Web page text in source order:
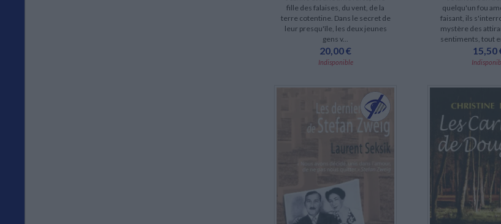
fille des falaises, du vent, de la
terre cotentine. Dans le secret de
leur presqu'île, les deux jeunes
gens v...
20,00 €
Indisponible
quelqu'un fou
faisant, ils
mystère des
sentiments, tout
15,50